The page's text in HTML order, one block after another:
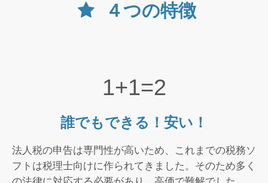
４つの特徴
1+1=2
誰でもできる！安い！
法人税の申告は専門性が高いため、これまでの税務ソ
フトは税理士向けに作られてきました。そのため多く